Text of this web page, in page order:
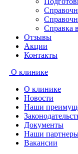
Справка
Отзывы
Акции
Контакты
О клинике
О клинике
Новости
Наши
Документы
Наши
Вакансии